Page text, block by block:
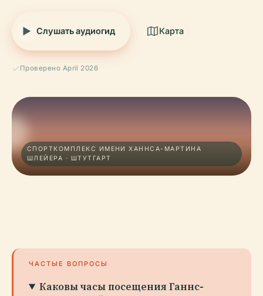
Слушать аудиогид Карта
Проверено April 2026
СПОРТКОМПЛЕКС ИМЕНИ ХАННСА-МАРТИНА
ШЛЕЙЕРА · ШТУТГАРТ
ЧАСТЫЕ ВОПРОСЫ
Каковы часы посещения Ганнс-